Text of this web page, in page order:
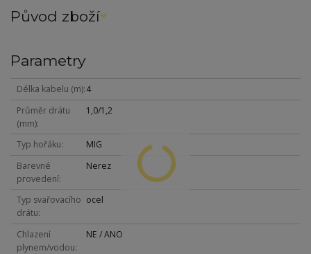
Původ zboží
Parametry
Délka kabelu (m) 4
Průměr drátu
(mm)
1,0/1,2
Typ hořáku
MIG
Barevné
provedení
Nerez
Typ svařovacího
drátu
ocel
Chlazení
plynem/vodou
NE / ANO